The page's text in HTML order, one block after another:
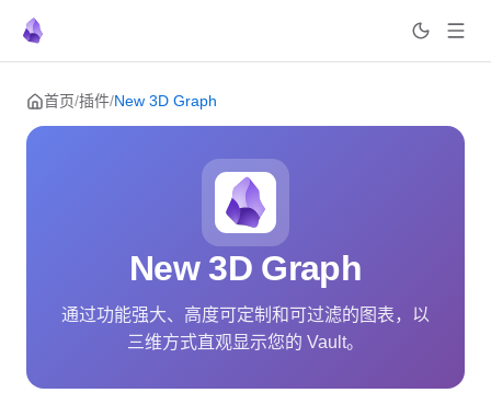
Skip to content
首页/插件/New 3D Graph
New 3D Graph
通过功能强大、高度可定制和可过滤的图表，以
三维方式直观显示您的 Vault。